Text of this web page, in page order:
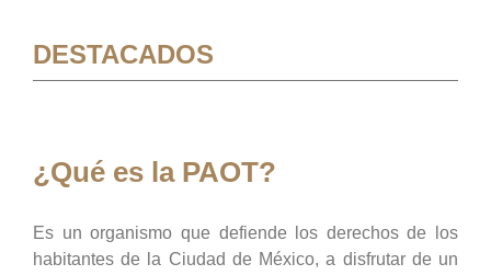
DESTACADOS
¿Qué es la PAOT?
Es un organismo que defiende los derechos de los
habitantes de la Ciudad de México, a disfrutar de un